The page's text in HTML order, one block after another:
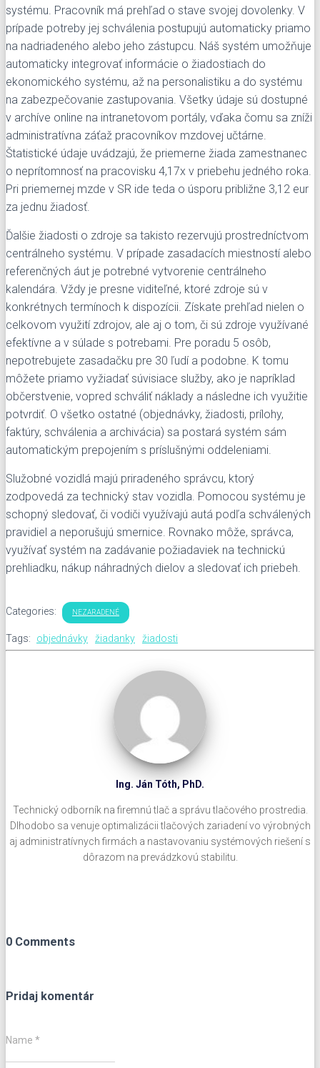
systému. Pracovník má prehľad o stave svojej dovolenky. V
prípade potreby jej schválenia postupujú automaticky priamo
na nadriadeného alebo jeho zástupcu. Náš systém umožňuje
automaticky integrovať informácie o žiadostiach do
ekonomického systému, až na personalistiku a do systému
na zabezpečovanie zastupovania. Všetky údaje sú dostupné
v archíve online na intranetovom portály, vďaka čomu sa zníži
administratívna záťaž pracovníkov mzdovej učtárne.
Štatistické údaje uvádzajú, že priemerne žiada zamestnanec
o neprítomnosť na pracovisku 4,17x v priebehu jedného roka.
Pri priemernej mzde v SR ide teda o úsporu približne 3,12 eur
za jednu žiadosť.
Ďalšie žiadosti o zdroje sa takisto rezervujú prostredníctvom
centrálneho systému. V prípade zasadacích miestností alebo
referenčných áut je potrebné vytvorenie centrálneho
kalendára. Vždy je presne viditeľné, ktoré zdroje sú v
konkrétnych termínoch k dispozícii. Získate prehľad nielen o
celkovom využití zdrojov, ale aj o tom, či sú zdroje využívané
efektívne a v súlade s potrebami. Pre poradu 5 osôb,
nepotrebujete zasadačku pre 30 ľudí a podobne. K tomu
môžete priamo vyžiadať súvisiace služby, ako je napríklad
občerstvenie, vopred schváliť náklady a následne ich využitie
potvrdiť. O všetko ostatné (objednávky, žiadosti, prílohy,
faktúry, schválenia a archivácia) sa postará systém sám
automatickým prepojením s príslušnými oddeleniami.
Služobné vozidlá majú priradeného správcu, ktorý
zodpovedá za technický stav vozidla. Pomocou systému je
schopný sledovať, či vodiči využívajú autá podľa schválených
pravidiel a neporušujú smernice. Rovnako môže, správca,
využívať systém na zadávanie požiadaviek na technickú
prehliadku, nákup náhradných dielov a sledovať ich priebeh.
Categories: NEZARADENÉ
Tags: objednávky žiadanky žiadosti
Ing. Ján Tóth, PhD.
Technický odborník na firemnú tlač a správu tlačového prostredia.
Dlhodobo sa venuje optimalizácii tlačových zariadení vo výrobných
aj administratívnych firmách a nastavovaniu systémových riešení s
dôrazom na prevádzkovú stabilitu.
0 Comments
Pridaj komentár
Name *